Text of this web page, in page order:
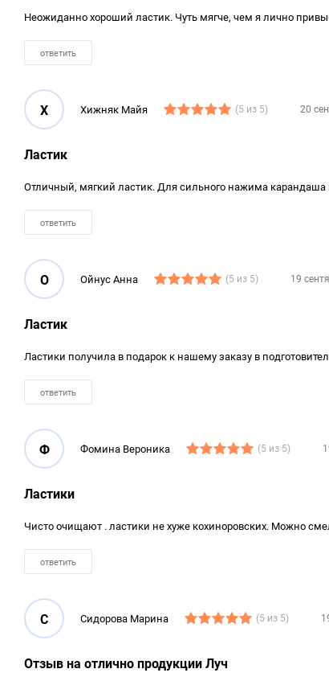
Неожиданно хороший ластик. Чуть мягче, чем я лично
ответить
Х Хижняк Майя (5 из 5) 20
Ластик
Отличный, мягкий ластик. Для сильного нажима
ответить
О Ойнус Анна (5 из 5) 19
Ластик
Ластики получила в подарок к нашему заказу в
ответить
Ф Фомина Вероника (5 из 5)
Ластики
Чисто очищают . ластики не хуже кохиноровских. Можно
ответить
С Сидорова Марина (5 из 5)
Отзыв на отлично продукции Луч